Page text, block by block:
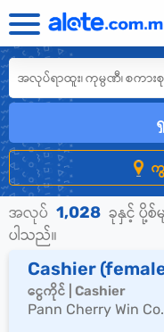
က
အလုပ် 1,028 ခုနှင့် ပို့စ်
ပါသည်။
Cashier
ငွေကိုင် | Cashier
Pann Cherry Win